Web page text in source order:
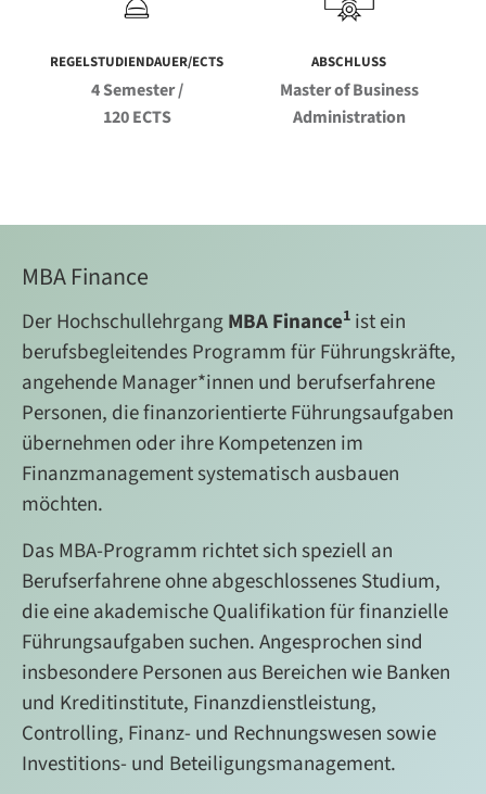
REGELSTUDIENDAUER/ECTS
4 Semester /
120 ECTS
ABSCHLUSS
Master of Business
Administration
MBA Finance
Der HochschullehrgangMBA Finance1 ist ein
berufsbegleitendes Programm für Führungskräfte,
angehende Manager*innen und berufserfahrene
Personen, die finanzorientierte Führungsaufgaben
übernehmen oder ihre Kompetenzen im
Finanzmanagement systematisch ausbauen
möchten.
Das MBA-Programm richtet sich speziell an
Berufserfahrene ohne abgeschlossenes Studium,
die eine akademische Qualifikation für finanzielle
Führungsaufgaben suchen. Angesprochen sind
insbesondere Personen aus Bereichen wie Banken
und Kreditinstitute, Finanzdienstleistung,
Controlling, Finanz- und Rechnungswesen sowie
Investitions- und Beteiligungsmanagement.